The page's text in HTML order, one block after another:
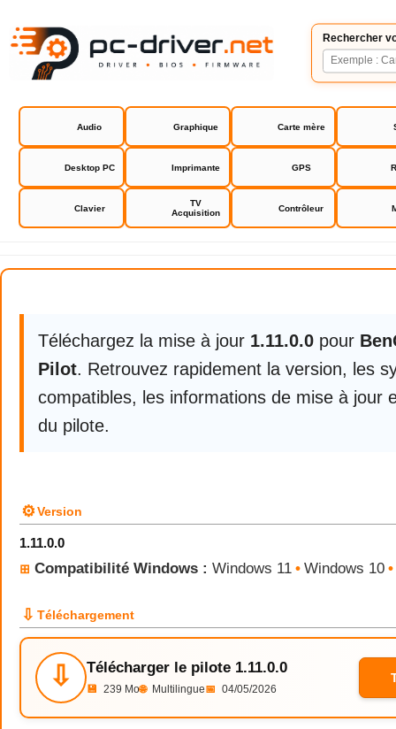
Rechercher
Audio Graphique Carte mère
Desktop PC Imprimante GPS
Clavier
TV
Acquisition
Contrôleur
BenQ Display Pilot
Téléchargez la mise à jour 1.11.0.0 pour
Pilot. Retrouvez rapidement la version, les
compatibles, les informations de mise à jour
du pilote.
⚙Version
1.11.0.0
⊞ Compatibilité Windows : Windows 11 • Windows 10 •
⇩ Téléchargement
⇩ Télécharger le pilote 1.11.0.0
💾 239 Mo🌐 Multilingue📅 04/05/2026